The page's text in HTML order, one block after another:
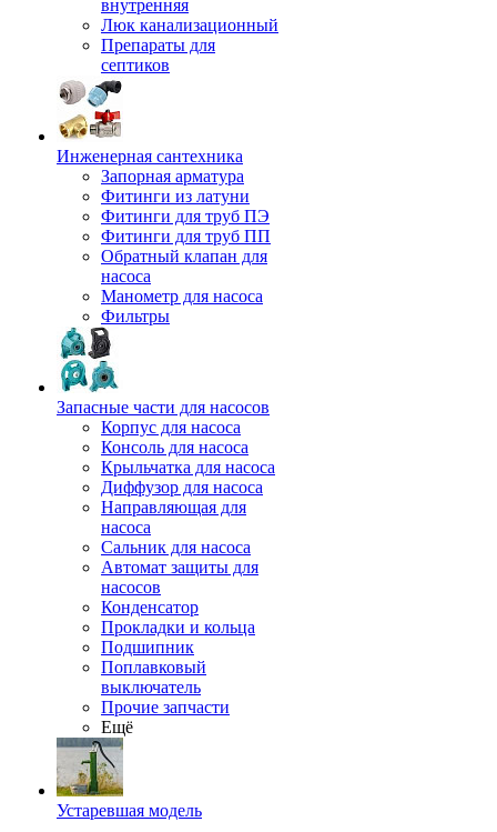
внутренняя
Люк канализационный
Препараты для
септиков
Инженерная сантехника
Запорная арматура
Фитинги из латуни
Фитинги для труб ПЭ
Фитинги для труб ПП
Обратный клапан для
насоса
Манометр для насоса
Фильтры
Запасные части для насосов
Корпус для насоса
Консоль для насоса
Крыльчатка для насоса
Диффузор для насоса
Направляющая для
насоса
Сальник для насоса
Автомат защиты для
насосов
Конденсатор
Прокладки и кольца
Подшипник
Поплавковый
выключатель
Прочие запчасти
Ещё
Устаревшая модель